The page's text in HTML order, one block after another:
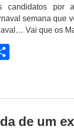
candidatos por
semana que
Vai que os
de um